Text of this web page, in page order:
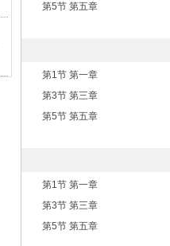
第5节 第五章
第1节 第一章
第3节 第三章
第5节 第五章
第1节 第一章
第3节 第三章
第5节 第五章